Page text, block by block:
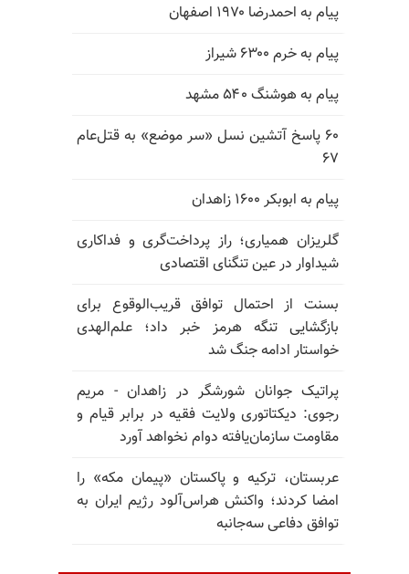
پیام به احمدرضا ۱۹۷۰ اصفهان
پیام به خرم ۶۳۰۰ شیراز
پیام به هوشنگ ۵۴۰ مشهد
۶۰ پاسخ آتشین نسل «سر موضع» به قتل‌عام
۶۷
پیام به ابوبکر ۱۶۰۰ زاهدان
گلریزان همیاری؛ راز پرداخت‌گری و فداکاری
شیداوار در عین تنگنای اقتصادی
بسنت از احتمال توافق قریب‌الوقوع برای
بازگشایی تنگه هرمز خبر داد؛ علم‌الهدی
خواستار ادامه جنگ شد
پراتیک جوانان شورشگر در زاهدان - مریم
رجوی: دیکتاتوری ولایت فقیه در برابر قیام و
مقاومت سازمان‌یافته دوام نخواهد آورد
عربستان، ترکیه و پاکستان «پیمان مکه» را
امضا کردند؛ واکنش هراس‌آلود رژیم ایران به
توافق دفاعی سه‌جانبه